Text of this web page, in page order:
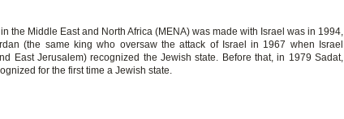
the Middle East and North Africa (MENA) was made with Israel was in 1994,
(the same king who oversaw the attack of Israel in 1967 when Israel
East Jerusalem) recognized the Jewish state. Before that, in 1979 Sadat,
for the first time a Jewish state.